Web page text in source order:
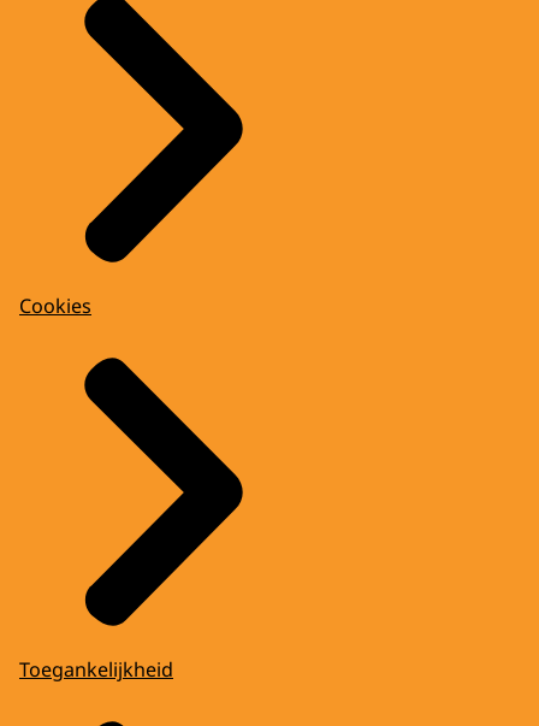
Cookies
Toegankelijkheid